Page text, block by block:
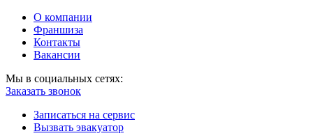
О компании
Франшиза
Контакты
Вакансии
Мы в социальных сетях:
Заказать звонок
Записаться на сервис
Вызвать эвакуатор